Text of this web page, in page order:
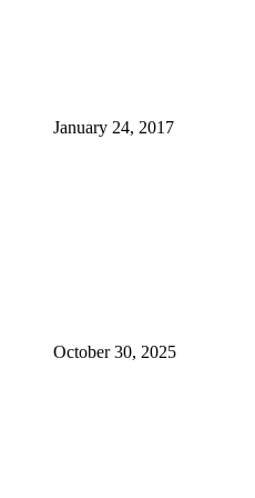
January 24, 2017
October 30, 2025